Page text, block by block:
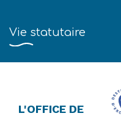
Vie statutaire
L'OFFICE DE